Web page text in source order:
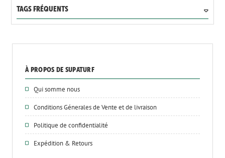
TAGS FRÉQUENTS
À PROPOS DE SUPATURF
Qui somme nous
Conditions Génerales de Vente et de livraison
Politique de confidentialité
Expédition & Retours